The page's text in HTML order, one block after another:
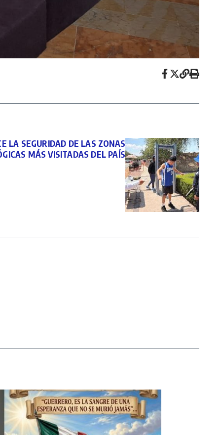
LA SEGURIDAD DE LAS ZONAS
MÁS VISITADAS DEL PAÍS